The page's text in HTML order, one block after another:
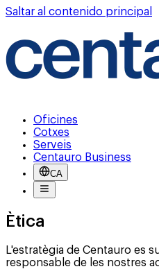
Saltar al contenido principal
Oficines
Cotxes
Serveis
Centauro Business
CA
Ètica
L'estratègia de Centauro es
responsable de les nostres